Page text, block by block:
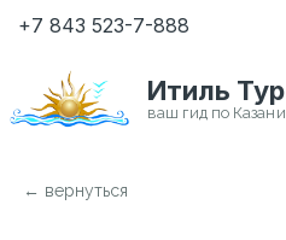
+7 843 523-7-888
Итиль Тур
← вернуться